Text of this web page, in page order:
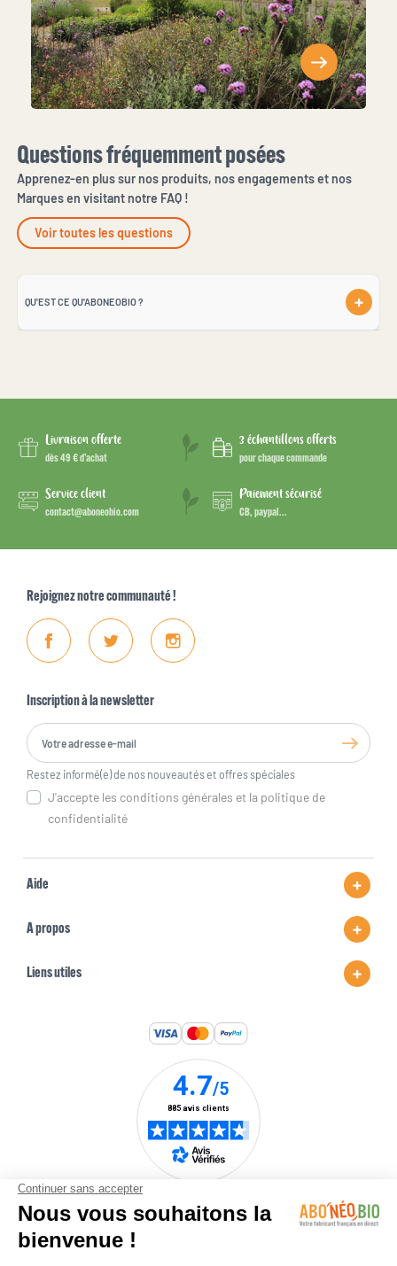
Questions fréquemment posées
Apprenez-en plus sur nos produits, nos engagements et nos
Marques en visitant notre FAQ !
Voir toutes les questions
QU'EST CE QU'ABONEOBIO ?
Livraison offerte
dès 49 € d’achat
3 échantillons offerts
pour chaque commande
Service client
contact@aboneobio.com
Paiement sécurisé
CB, paypal...
Rejoignez notre communauté !
FacebookTwitter Instagram
Inscription à la newsletter
Restez informé(e) de nos nouveautés et offres spéciales
J'accepte les conditions générales et la politique de
confidentialité
Aide
A propos
Liens utiles